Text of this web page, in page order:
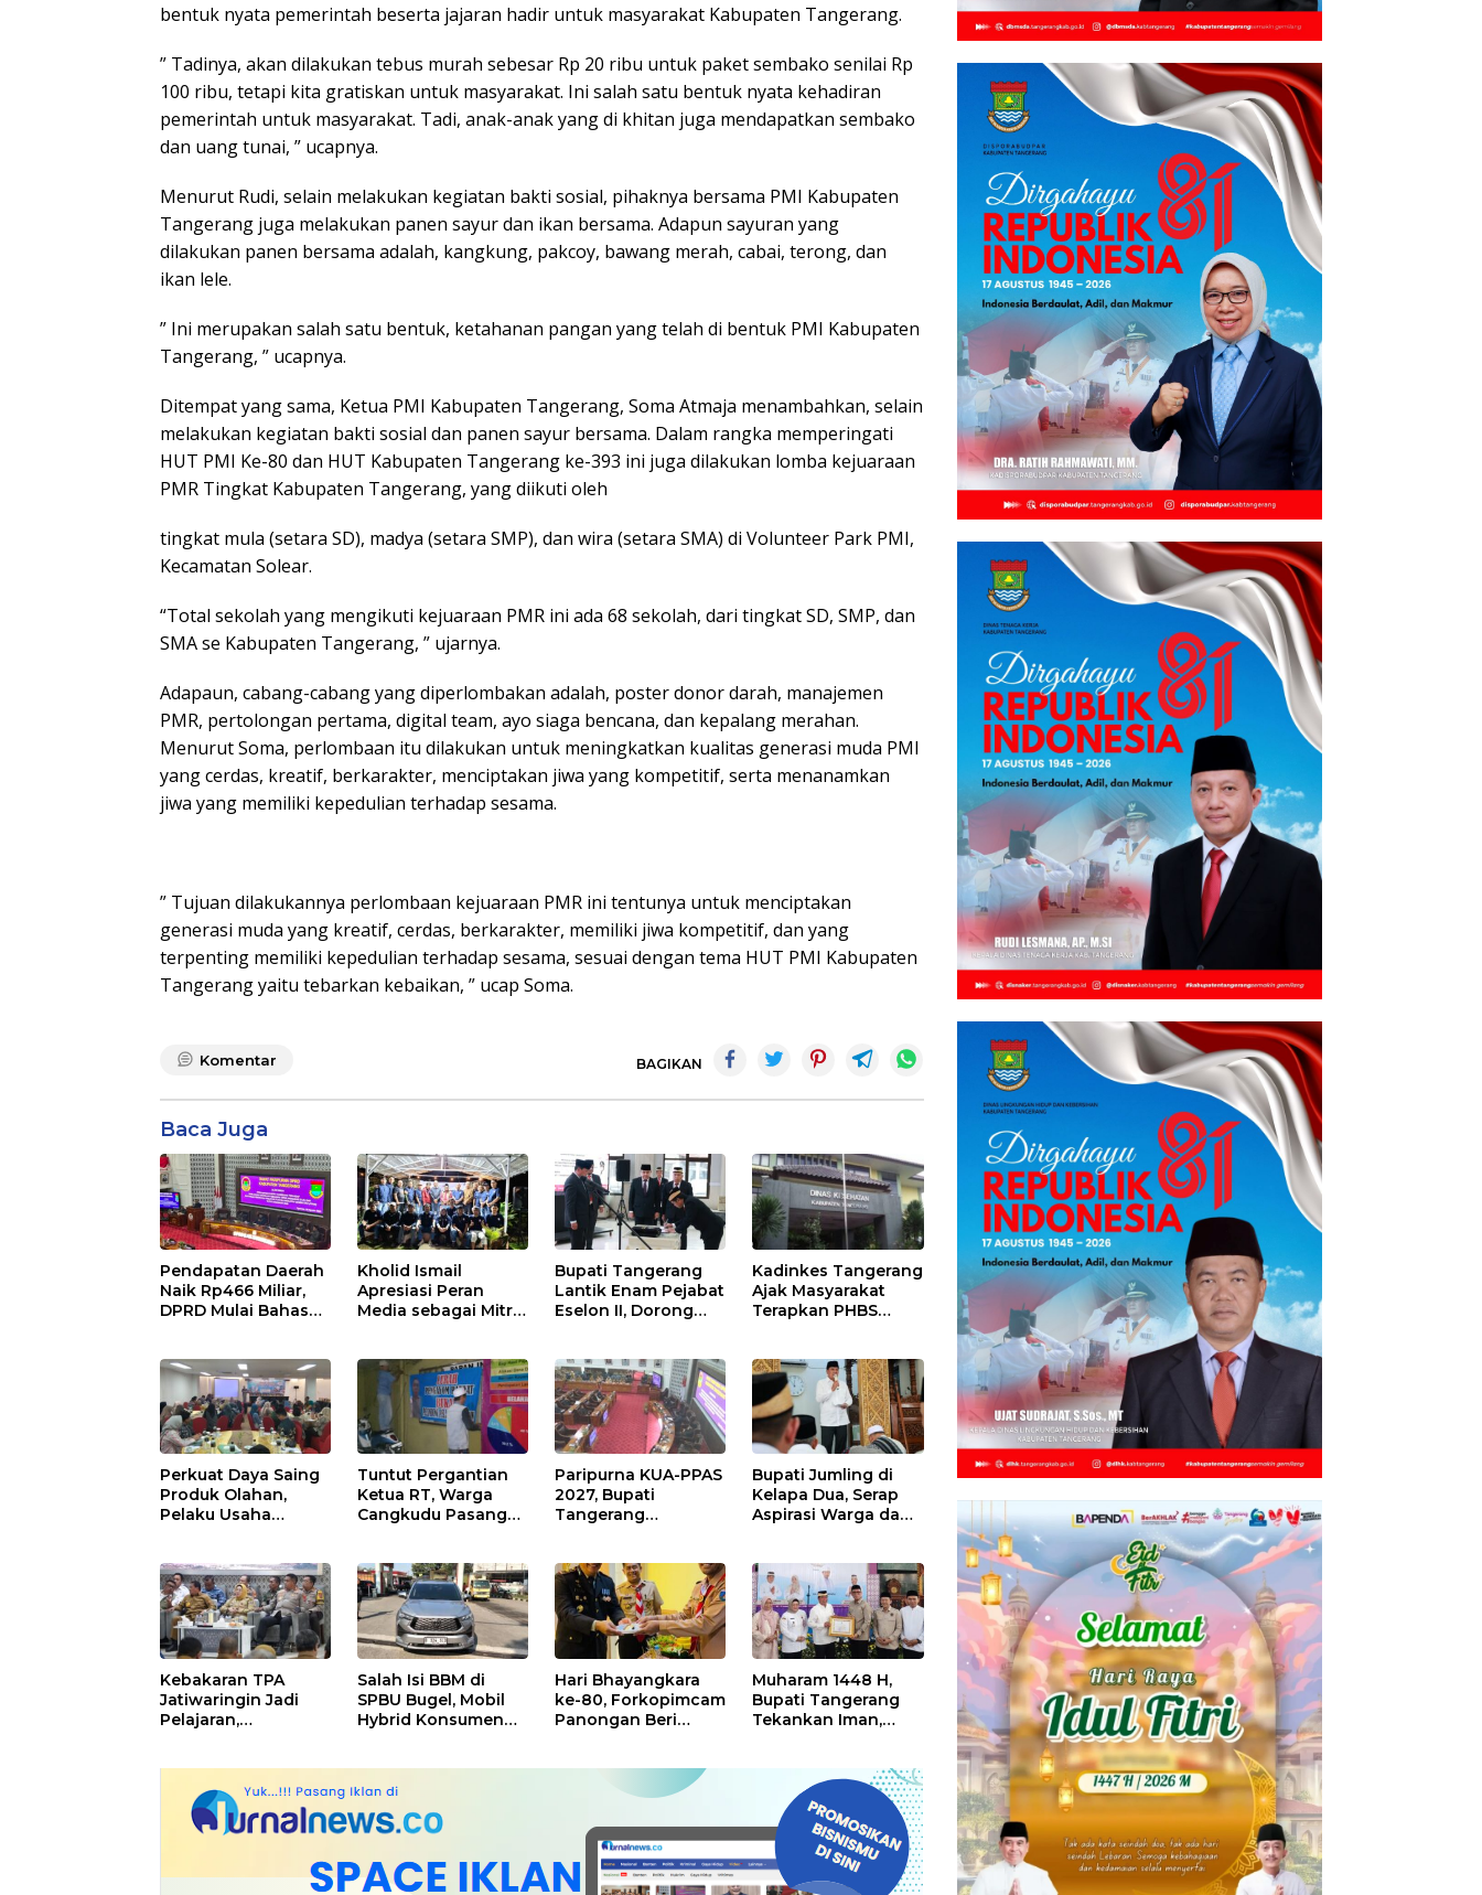
bentuk nyata pemerintah beserta jajaran hadir untuk masyarakat Kabupaten Tangerang.
” Tadinya, akan dilakukan tebus murah sebesar Rp 20 ribu untuk paket sembako senilai Rp
100 ribu, tetapi kita gratiskan untuk masyarakat. Ini salah satu bentuk nyata kehadiran
pemerintah untuk masyarakat. Tadi, anak-anak yang di khitan juga mendapatkan sembako
dan uang tunai, ” ucapnya.
Menurut Rudi, selain melakukan kegiatan bakti sosial, pihaknya bersama PMI Kabupaten
Tangerang juga melakukan panen sayur dan ikan bersama. Adapun sayuran yang
dilakukan panen bersama adalah, kangkung, pakcoy, bawang merah, cabai, terong, dan
ikan lele.
” Ini merupakan salah satu bentuk, ketahanan pangan yang telah di bentuk PMI Kabupaten
Tangerang, ” ucapnya.
Ditempat yang sama, Ketua PMI Kabupaten Tangerang, Soma Atmaja menambahkan, selain
melakukan kegiatan bakti sosial dan panen sayur bersama. Dalam rangka memperingati
HUT PMI Ke-80 dan HUT Kabupaten Tangerang ke-393 ini juga dilakukan lomba kejuaraan
PMR Tingkat Kabupaten Tangerang, yang diikuti oleh
tingkat mula (setara SD), madya (setara SMP), dan wira (setara SMA) di Volunteer Park PMI,
Kecamatan Solear.
“Total sekolah yang mengikuti kejuaraan PMR ini ada 68 sekolah, dari tingkat SD, SMP, dan
SMA se Kabupaten Tangerang, ” ujarnya.
Adapaun, cabang-cabang yang diperlombakan adalah, poster donor darah, manajemen
PMR, pertolongan pertama, digital team, ayo siaga bencana, dan kepalang merahan.
Menurut Soma, perlombaan itu dilakukan untuk meningkatkan kualitas generasi muda PMI
yang cerdas, kreatif, berkarakter, menciptakan jiwa yang kompetitif, serta menanamkan
jiwa yang memiliki kepedulian terhadap sesama.
” Tujuan dilakukannya perlombaan kejuaraan PMR ini tentunya untuk menciptakan
generasi muda yang kreatif, cerdas, berkarakter, memiliki jiwa kompetitif, dan yang
terpenting memiliki kepedulian terhadap sesama, sesuai dengan tema HUT PMI Kabupaten
Tangerang yaitu tebarkan kebaikan, ” ucap Soma.
Komentar BAGIKAN
Baca Juga
Pendapatan Daerah
Naik Rp466 Miliar,
DPRD Mulai Bahas
Kholid Ismail
Apresiasi Peran
Media sebagai Mitra
Daerah di
Kabupaten
Tangerang
Bupati Tangerang
Lantik Enam Pejabat
Eselon II, Dorong
Publik
Kadinkes Tangerang
Ajak Masyarakat
Terapkan PHBS
A
Perkuat Daya Saing
Produk Olahan,
Pelaku Usaha
Tangerang
Didorong Terapkan
SNI
Tuntut Pergantian
Ketua RT, Warga
Cangkudu Pasang
Paripurna KUA-PPAS
2027, Bupati
Tangerang
Sampah Hingga
Antisipasi Dampak
El Nino
Bupati Jumling di
Kelapa Dua, Serap
Aspirasi Warga dan
Kebakaran TPA
Jatiwaringin Jadi
Pelajaran,
Ditingkatkan
Salah Isi BBM di
SPBU Bugel, Mobil
Hybrid Konsumen
Hari Bhayangkara
ke-80, Forkopimcam
Panongan Beri
Muharam 1448 H,
Bupati Tangerang
Tekankan Iman,
Lebih Baik